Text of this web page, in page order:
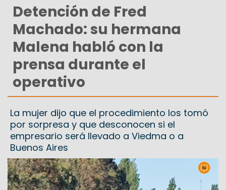
Detención de Fred
Machado: su hermana
Malena habló con la
prensa durante el
operativo
La mujer dijo que el procedimiento los tomó
por sorpresa y que desconocen si el
empresario será llevado a Viedma o a
Buenos Aires